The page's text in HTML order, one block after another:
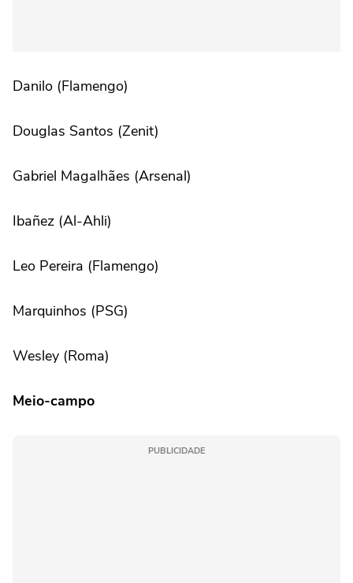
Danilo (Flamengo)
Douglas Santos (Zenit)
Gabriel Magalhães (Arsenal)
Ibañez (Al-Ahli)
Leo Pereira (Flamengo)
Marquinhos (PSG)
Wesley (Roma)
Meio-campo
PUBLICIDADE